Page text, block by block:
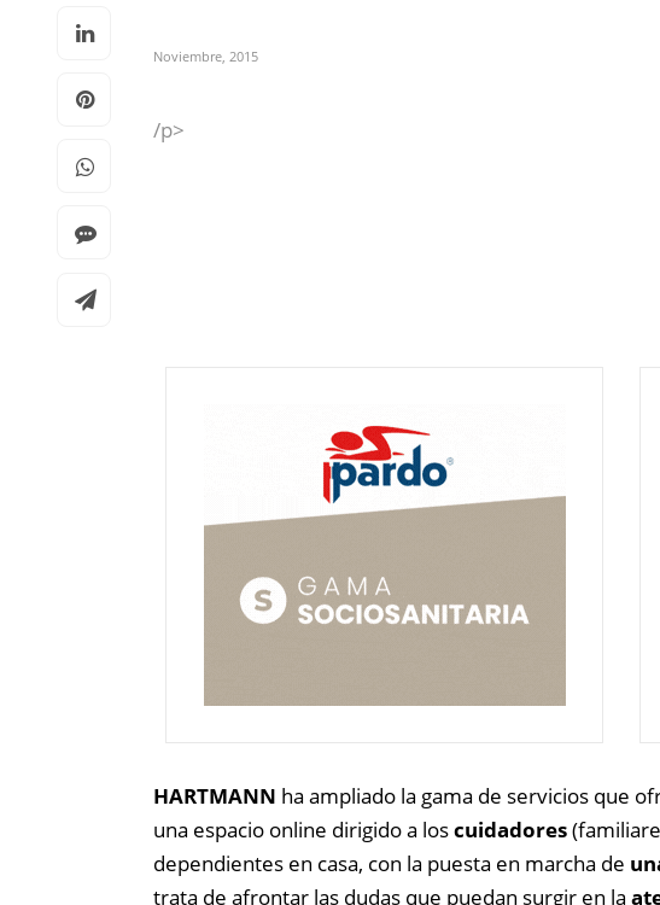
Noviembre, 2015
/p>
HARTMANN ha ampliado la gama de servicios que
una espacio online dirigido a loscuidadores
dependientes en casa, con la puesta en marcha de
trata de afrontar las dudas que puedan surgir en la